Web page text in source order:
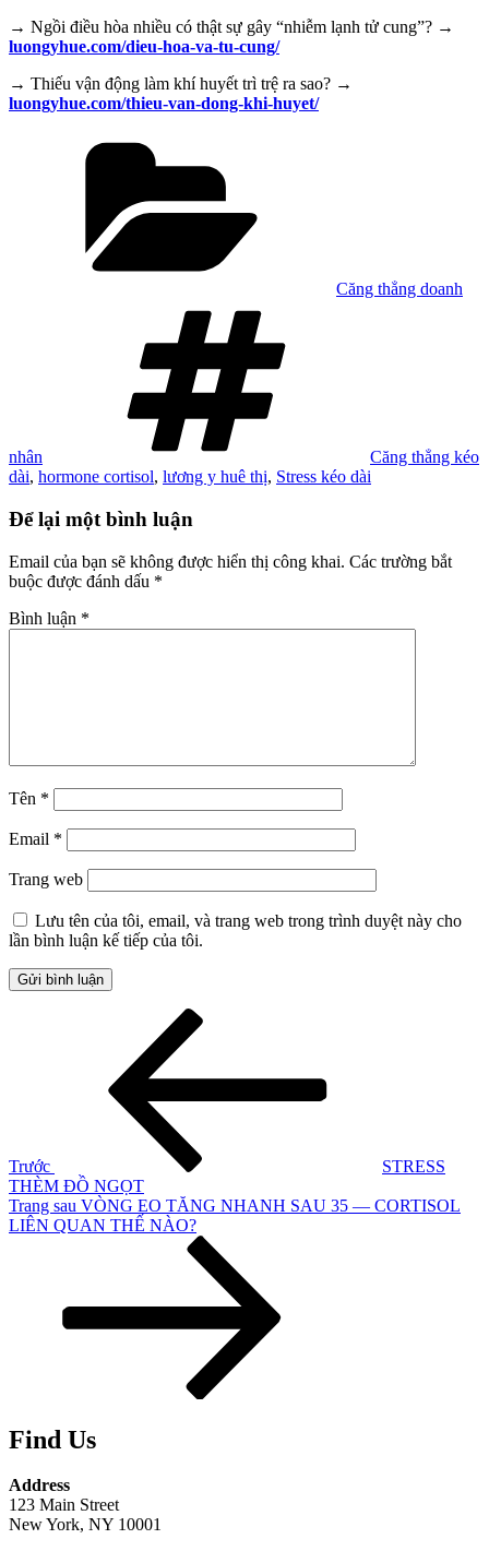
→ Ngồi điều hòa nhiều có thật sự gây “nhiễm lạnh tử cung”? →
luongyhue.com/dieu-hoa-va-tu-cung/
→ Thiếu vận động làm khí huyết trì trệ ra sao? →
luongyhue.com/thieu-van-dong-khi-huyet/
Căng thẳng doanh
nhân
Căng thẳng kéo
dài, hormone cortisol, lương y huê thị, Stress kéo dài
Để lại một bình luận
Email của bạn sẽ không được hiển thị công khai. Các trường bắt
buộc được đánh dấu *
Bình luận *
Tên *
Email *
Trang web
Lưu tên của tôi, email, và trang web trong trình duyệt này cho
lần bình luận kế tiếp của tôi.
Trước
STRESS
THÈM ĐỒ NGỌT
Bài
tiếp
Trang sau VÒNG EO TĂNG NHANH SAU 35 — CORTISOL
LIÊN QUAN THẾ NÀO?
Find Us
Address
123 Main Street
New York, NY 10001